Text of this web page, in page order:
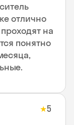
отлично
на
понятно
★5